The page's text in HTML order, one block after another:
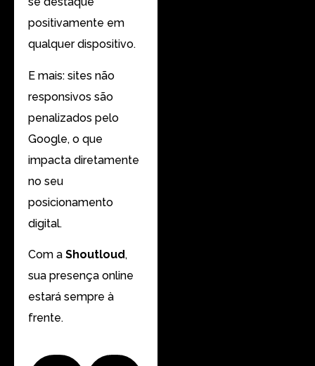
positivamente em
qualquer dispositivo.
E mais: sites não
responsivos são
penalizados pelo
Google, o que
impacta diretamente
no seu
posicionamento
digital.
Com a Shoutloud,
sua presença online
estará sempre à
frente.